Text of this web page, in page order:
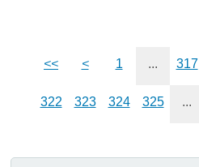
<< < 1 ... 317
322 323 324 325 ...